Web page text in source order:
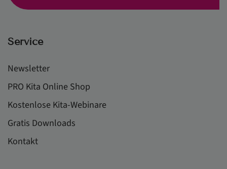
Service
Newsletter
PRO Kita Online Shop
Kostenlose Kita-Webinare
Gratis Downloads
Kontakt